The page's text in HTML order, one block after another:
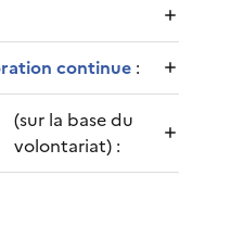
continue :
(sur la base du
volontariat) :